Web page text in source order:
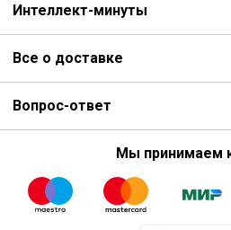
Интеллект-минуты
Все о доставке
Вопрос-ответ
Мы принимаем